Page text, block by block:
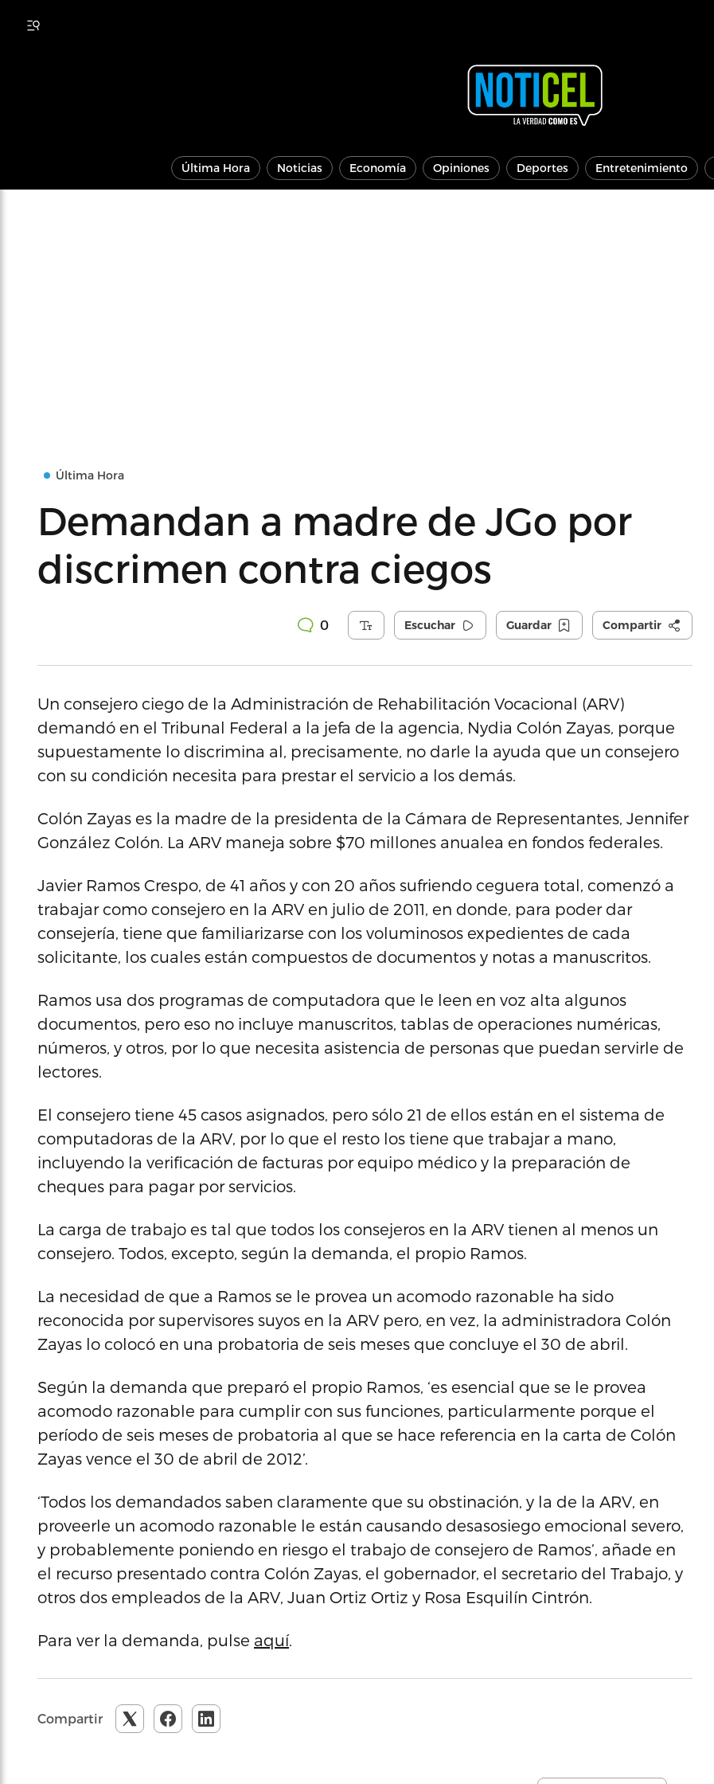
Última Hora Noticias Economía Opiniones Deportes Entretenimiento
Última Hora
Demandan a madre de JGo por
discrimen contra ciegos
0 Escuchar Guardar Compartir
Un consejero ciego de la Administración de Rehabilitación Vocacional (ARV)
demandó en el Tribunal Federal a la jefa de la agencia, Nydia Colón Zayas, porque
supuestamente lo discrimina al, precisamente, no darle la ayuda que un consejero
con su condición necesita para prestar el servicio a los demás.
Colón Zayas es la madre de la presidenta de la Cámara de Representantes, Jennifer
González Colón. La ARV maneja sobre $70 millones anualea en fondos federales.
Javier Ramos Crespo, de 41 años y con 20 años sufriendo ceguera total, comenzó a
trabajar como consejero en la ARV en julio de 2011, en donde, para poder dar
consejería, tiene que familiarizarse con los voluminosos expedientes de cada
solicitante, los cuales están compuestos de documentos y notas a manuscritos.
Ramos usa dos programas de computadora que le leen en voz alta algunos
documentos, pero eso no incluye manuscritos, tablas de operaciones numéricas,
números, y otros, por lo que necesita asistencia de personas que puedan servirle de
lectores.
El consejero tiene 45 casos asignados, pero sólo 21 de ellos están en el sistema de
computadoras de la ARV, por lo que el resto los tiene que trabajar a mano,
incluyendo la verificación de facturas por equipo médico y la preparación de
cheques para pagar por servicios.
La carga de trabajo es tal que todos los consejeros en la ARV tienen al menos un
consejero. Todos, excepto, según la demanda, el propio Ramos.
La necesidad de que a Ramos se le provea un acomodo razonable ha sido
reconocida por supervisores suyos en la ARV pero, en vez, la administradora Colón
Zayas lo colocó en una probatoria de seis meses que concluye el 30 de abril.
Según la demanda que preparó el propio Ramos, ‘es esencial que se le provea
acomodo razonable para cumplir con sus funciones, particularmente porque el
período de seis meses de probatoria al que se hace referencia en la carta de Colón
Zayas vence el 30 de abril de 2012’.
‘Todos los demandados saben claramente que su obstinación, y la de la ARV, en
proveerle un acomodo razonable le están causando desasosiego emocional severo,
y probablemente poniendo en riesgo el trabajo de consejero de Ramos’, añade en
el recurso presentado contra Colón Zayas, el gobernador, el secretario del Trabajo, y
otros dos empleados de la ARV, Juan Ortiz Ortiz y Rosa Esquilín Cintrón.
Para ver la demanda, pulse aquí.
Compartir